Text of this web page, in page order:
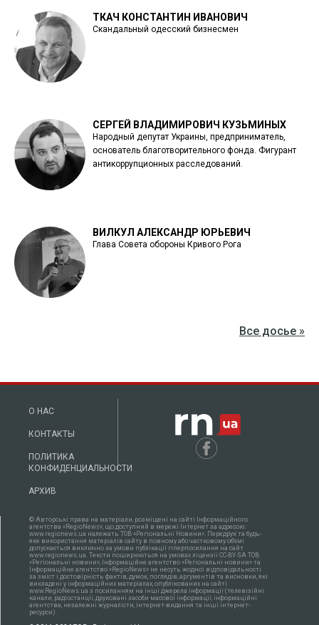
ТКАЧ КОНСТАНТИН ИВАНОВИЧ
Скандальный одесский бизнесмен
СЕРГЕЙ ВЛАДИМИРОВИЧ КУЗЬМИНЫХ
Народный депутат Украины, предприниматель,
основатель благотворительного фонда. Фигурант
антикоррупционных расследований.
ВИЛКУЛ АЛЕКСАНДР ЮРЬЕВИЧ
Глава Совета обороны Кривого Рога
Все досье »
О НАС
КОНТАКТЫ
ПОЛИТИКА
КОНФИДЕНЦИАЛЬНОСТИ
АРХИВ
© Авторські права на матеріали, розміщені на сайті Інформаційного
агентства «RegioNews», що доступний в мережі Інтернет за адресою:
www.regionews.ua належать ТОВ «Регіональні Новини». Передрук та будь-
яке використання матеріалів сайту в повному або частковому об'ємі
допускається виключно за умови публікації гіперпосилання на сайт
www.regionews.ua. Тексти поширюються нa умовах ліцензії CC-BY-SA ТОВ
«Регіональні новини», Інформаційне агентство «Регіональні новини» та
Інформаційне агентство «RegioNews» не несуть жодної відповідальності
за зміст і достовірність фактів, думок, поглядів, аргументів та висновки, які
викладені у інформаційних матеріалах, опублікованих на сайті
www.RegioNews.ua з посиланням на інші джерела інформації (телевізійні
канали, радіостанції, друковані засоби масової інформації, інформаційні
агентства, незалежні журналісти, інтернет-видання та інші інтернет-
ресурси).